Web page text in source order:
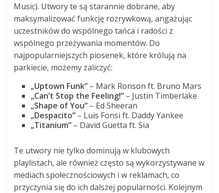
Music). Utwory te są starannie dobrane, aby
maksymalizować funkcję rozrywkową, angażując
uczestników do wspólnego tańca i radości z
wspólnego przeżywania momentów. Do
najpopularniejszych piosenek, które królują na
parkiecie, możemy zaliczyć:
„Uptown Funk” – Mark Ronson ft. Bruno Mars
„Can’t Stop the Feeling!” – Justin Timberlake
„Shape of You” – Ed Sheeran
„Despacito” – Luis Fonsi ft. Daddy Yankee
„Titanium” – David Guetta ft. Sia
Te utwory nie tylko dominują w klubowych
playlistach, ale również często są wykorzystywane w
mediach społecznościowych i w reklamach, co
przyczynia się do ich dalszej popularności. Kolejnym